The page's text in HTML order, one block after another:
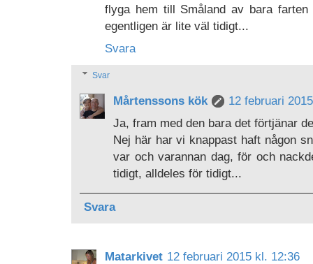
flyga hem till Småland av bara
egentligen är lite väl tidigt...
Svara
Svar
Mårtenssons kök
12 februari
Ja, fram med den bara det förtjänar
Nej här har vi knappast haft någon
var och varannan dag, för och
tidigt, alldeles för tidigt...
Svara
Matarkivet 12 februari 2015 kl. 12:36